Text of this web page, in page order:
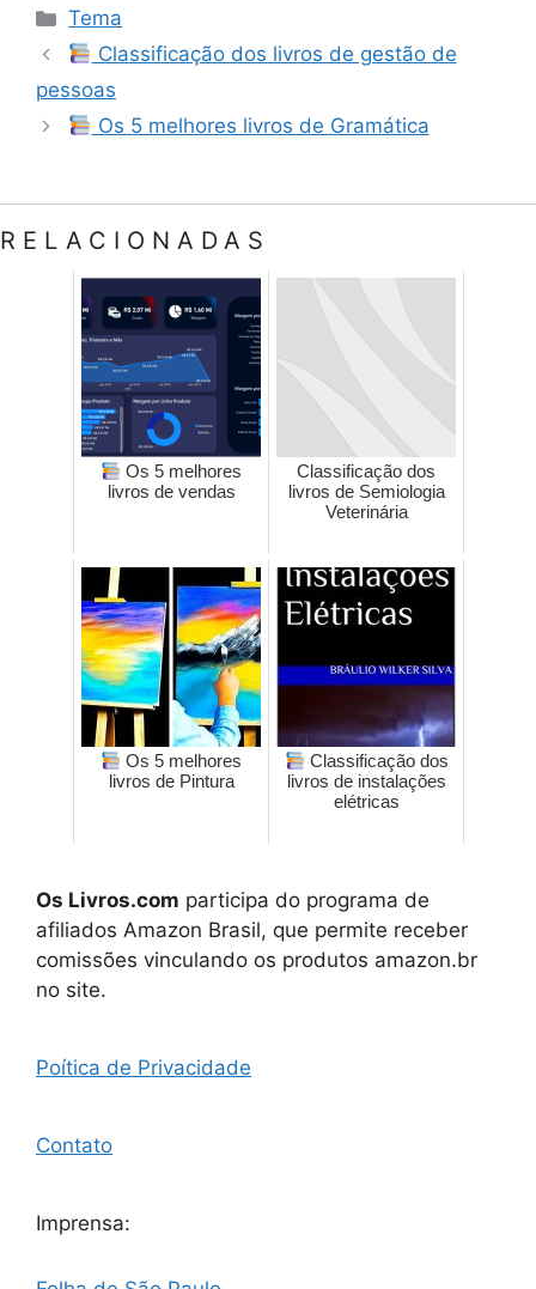
Categorias
Tema
Classificação dos livros de gestão de
pessoas
Os 5 melhores livros de Gramática
RELACIONADAS
Os 5 melhores
livros de vendas
Classificação dos
livros de Semiologia
Veterinária
Os 5 melhores
livros de Pintura
Classificação dos
livros de instalações
elétricas
Os Livros.com participa do programa de
afiliados Amazon Brasil, que permite receber
comissões vinculando os produtos amazon.br
no site.
Poítica de Privacidade
Contato
Imprensa: